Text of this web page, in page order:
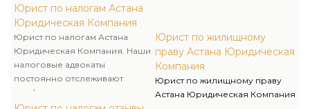
законодательстве о налогах и
сборах и производят прогноз
судебной практики по
налоговым спорам.
Юрист по налогам Астана
Юридическая Компания
Юрист по налогам Астана
Юридическая Компания. Наши
налоговые адвокаты
постоянно отслеживают
конфигурации в
законодательстве о налогах и
Юрист по жилищному
праву Астана Юридическая
Компания
Юрист по жилищному праву
Астана Юридическая Компания